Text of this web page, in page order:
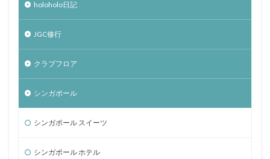
holoholo日記
JGC修行
クラブフロア
シンガポール
シンガポール スイーツ
シンガポール ホテル